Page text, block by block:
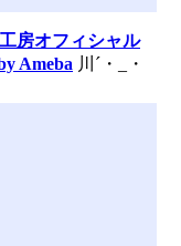
房オフィシャル
Ameba 川´・_・